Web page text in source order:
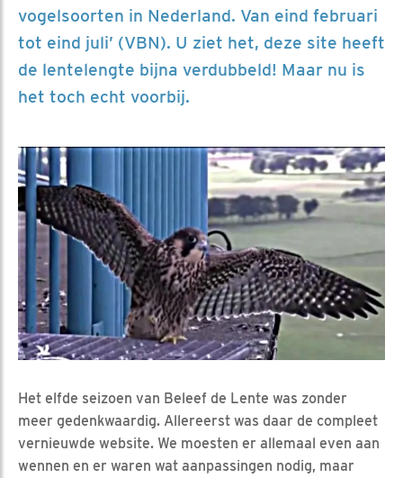
vogelsoorten in Nederland. Van eind februari
tot eind juli’ (VBN). U ziet het, deze site heeft
de lentelengte bijna verdubbeld! Maar nu is
het toch echt voorbij.
Het elfde seizoen van Beleef de Lente was zonder
meer gedenkwaardig. Allereerst was daar de compleet
vernieuwde website. We moesten er allemaal even aan
wennen en er waren wat aanpassingen nodig, maar